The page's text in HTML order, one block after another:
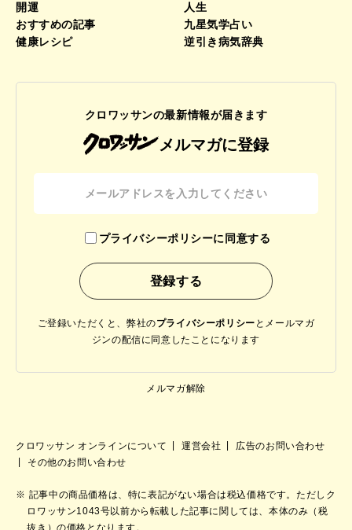
開運
人生
おすすめの記事
九星気学占い
健康レシピ
逆引き病気辞典
クロワッサンの最新情報が届きます
メルマガに登録
プライバシーポリシーに同意する
ご登録いただくと、弊社のプライバシーポリシー と メールマガ
ジンの配信に同意したことになります
メルマガ解除
クロワッサン オンラインについて 運営会社
広告のお問い合わせ
その他のお問い合わせ
記事中の商品価格は、特に表記がない場合は税込価格です。ただしク
ロワッサン1043号以前から転載した記事に関しては、本体のみ（税
抜き）の価格となります。